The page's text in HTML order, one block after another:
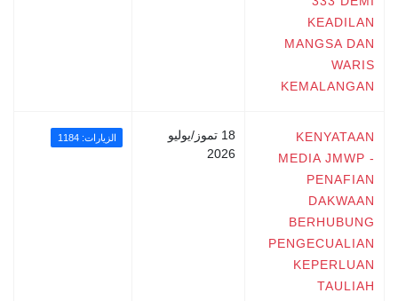
KEADILAN
MANGSA DAN
WARIS
KEMALANGAN
KENYATAAN
MEDIA JMWP -
PENAFIAN
DAKWAAN
BERHUBUNG
PENGECUALIAN
KEPERLUAN
TAULIAH
18 تموز/يوليو
2026
الزيارات: 1184